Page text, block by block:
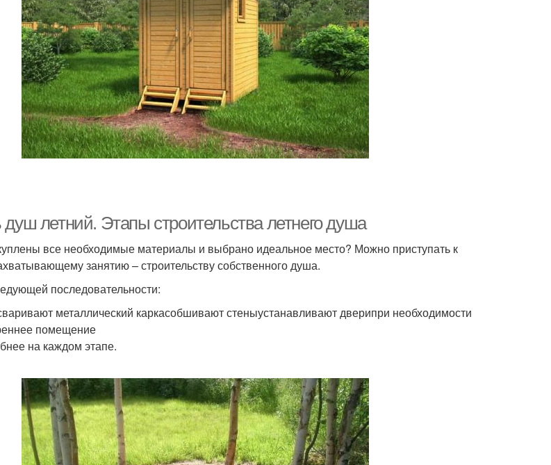
душ летний. Этапы строительства летнего душа
все необходимые материалы и выбрано идеальное место? Можно приступать к
занятию – строительству собственного душа.
последовательности:
металлический каркасобшивают стеныустанавливают дверипри необходимости
помещение
на каждом этапе.